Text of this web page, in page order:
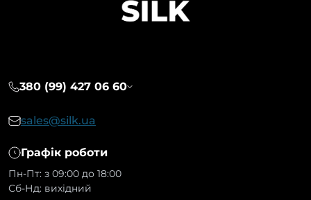
380 (99) 427 06 60
sales@silk.ua
Графік роботи
Пн-Пт: з 09:00 до 18:00
Сб-Нд: вихідний